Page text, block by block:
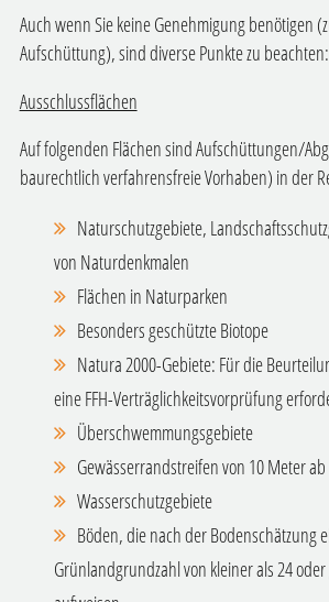
Auch wenn Sie keine Genehmigung benötigen
Aufschüttung), sind diverse Punkte zu beachten:
Ausschlussflächen
Auf folgenden Flächen sind Aufschüttungen/
baurechtlich verfahrensfreie Vorhaben) in der
Naturschutzgebiete,
von Naturdenkmalen
Flächen in Naturparken
Besonders geschützte Biotope
Natura 2000-Gebiete: Für die
eine FFH-Verträglichkeitsvorprüfung
Überschwemmungsgebiete
Gewässerrandstreifen von 10 Meter
Wasserschutzgebiete
Böden, die nach der Bodenschätzung
Grünlandgrundzahl von kleiner als 24